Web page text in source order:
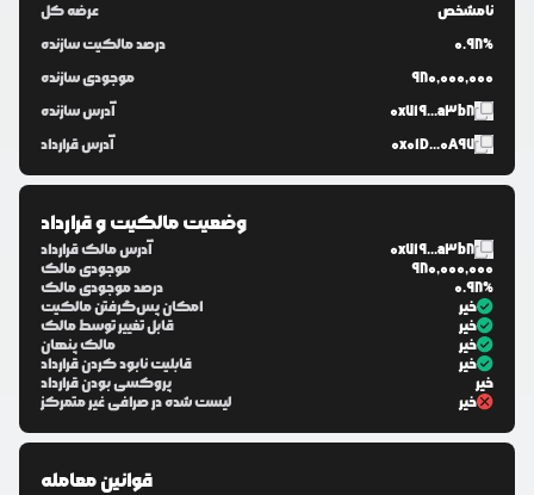
عرضه کل
نامشخص
درصد مالکیت سازنده
0.98%
موجودی سازنده
980,000,000
آدرس سازنده
0x719...a3b8
آدرس قرارداد
0x01D...0A97
وضعیت مالکیت و قرارداد
آدرس مالک قرارداد
0x719...a3b8
موجودی مالک
980,000,000
درصد موجودی مالک
0.98%
امکان پس‌گرفتن مالکیت
خیر
قابل تغییر توسط مالک
خیر
مالک پنهان
خیر
قابلیت نابود کردن قرارداد
خیر
پروکسی بودن قرارداد
خیر
لیست شده در صرافی غیر متمرکز
خیر
قوانین معامله